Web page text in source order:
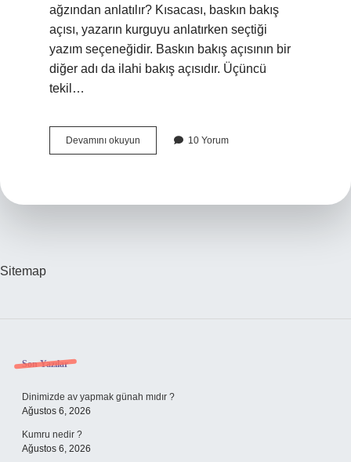
ağzından anlatılır? Kısacası, baskın bakış
açısı, yazarın kurguyu anlatırken seçtiği
yazım seçeneğidir. Baskın bakış açısının bir
diğer adı da ilahi bakış açısıdır. Üçüncü
tekil…
Devamını okuyun
Bakış
10 Yorum
Sitemap
Sidebar
Son Yazılar
Dinimizde av yapmak günah mıdır ?
Ağustos 6, 2026
Kumru nedir ?
Ağustos 6, 2026